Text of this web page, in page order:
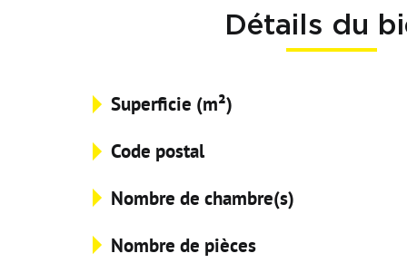
Détails du
Superficie (m²)
Code postal
Nombre de chambre(s)
Nombre de pièces